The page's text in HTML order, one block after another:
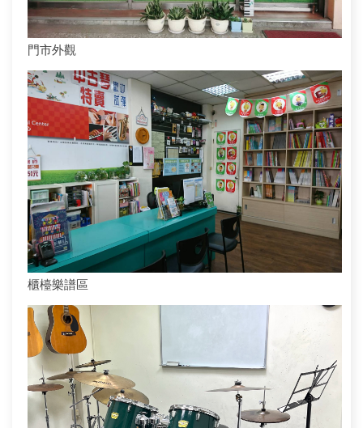
門市外觀
櫃檯樂譜區